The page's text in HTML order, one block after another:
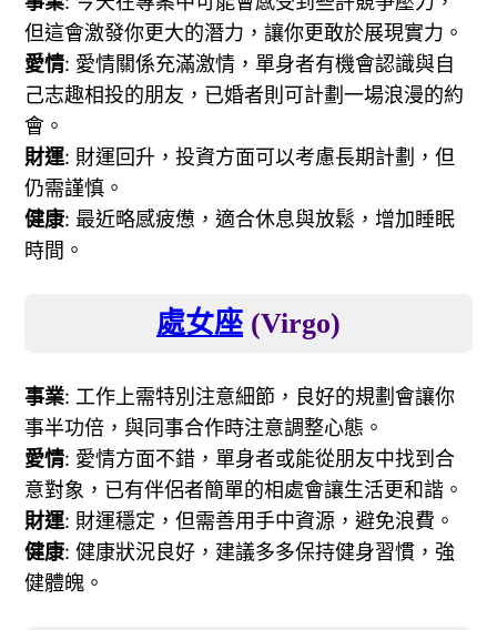
但這會激發你更大的潛力，讓你更敢於展現實力。
愛情: 愛情關係充滿激情，單身者有機會認識與自
己志趣相投的朋友，已婚者則可計劃一場浪漫的約
會。
財運: 財運回升，投資方面可以考慮長期計劃，但
仍需謹慎。
健康: 最近略感疲憊，適合休息與放鬆，增加睡眠
時間。
處女座 (Virgo)
事業: 工作上需特別注意細節，良好的規劃會讓你
事半功倍，與同事合作時注意調整心態。
愛情: 愛情方面不錯，單身者或能從朋友中找到合
意對象，已有伴侶者簡單的相處會讓生活更和諧。
財運: 財運穩定，但需善用手中資源，避免浪費。
健康: 健康狀況良好，建議多多保持健身習慣，強
健體魄。